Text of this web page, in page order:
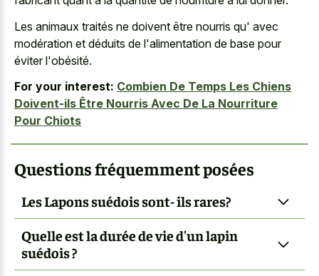
Les animaux traités ne doivent être nourris qu' avec
modération et déduits de l'alimentation de base pour
éviter l'obésité.
For your interest: Combien De Temps Les Chiens
Doivent-ils Être Nourris Avec De La Nourriture
Pour Chiots
Questions fréquemment posées
Les Lapons suédois sont- ils rares?
Quelle est la durée de vie d'un lapin
suédois ?